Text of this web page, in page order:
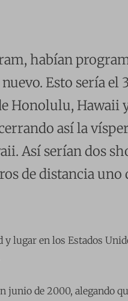
habían
Esto sería el
Honolulu, Hawaii
así la
Así serían dos
de distancia uno
lugar en los Estados
junio de 2000, alegando